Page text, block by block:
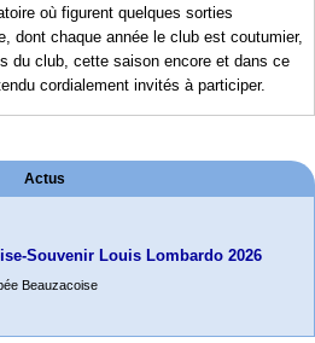
où figurent quelques sorties
dont chaque année le club est coutumier,
du club, cette saison encore et dans ce
cordialement invités à participer.
Actus
Souvenir Louis Lombardo 2026
Beauzacoise